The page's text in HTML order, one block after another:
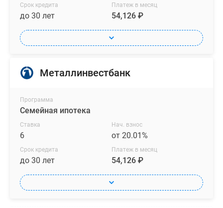
Срок кредита
до 30 лет
Платеж в месяц
54,126 ₽
Металлинвестбанк
Программа
Семейная ипотека
Ставка
6
Нач. взнос
от 20.01%
Срок кредита
до 30 лет
Платеж в месяц
54,126 ₽